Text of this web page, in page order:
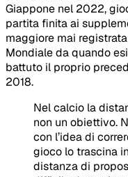
Giappone nel 2022,
partita finita ai
maggiore mai
Mondiale da quando
battuto il proprio
2018.
Nel calcio la
non un obiettivo.
con l’idea di
gioco lo trascina
distanza di